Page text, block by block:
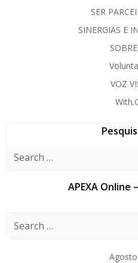
SER
SINERGIAS E
VOZ
APEXA Online